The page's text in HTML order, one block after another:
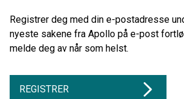
Registrer deg med din e-postadresse
nyeste sakene fra Apollo på e-post
melde deg av når som helst.
REGISTRER